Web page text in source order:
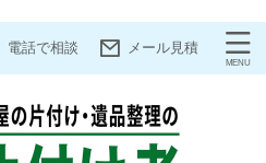
電話で相談 メール見積